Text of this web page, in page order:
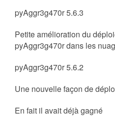
pyAggr3g470r 5.6.3
Petite amélioration du
pyAggr3g470r dans les
pyAggr3g470r 5.6.2
Une nouvelle façon de
En fait il avait déjà gagné